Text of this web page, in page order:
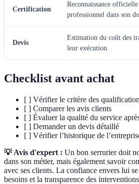
Certification
Reconnaissance
professionnel dans son
Devis
Estimation du coût des
leur exécution.
Checklist avant achat
[ ] Vérifier le critère des
[ ] Comparer les avis clients
[ ] Évaluer la qualité du service
[ ] Demander un devis détaillé
[ ] Vérifier l’historique de
💡 Avis d'expert : Un bon serrurier doit
dans son métier, mais également savoir
avec ses clients. La confiance envers lui
besoins et la transparence des